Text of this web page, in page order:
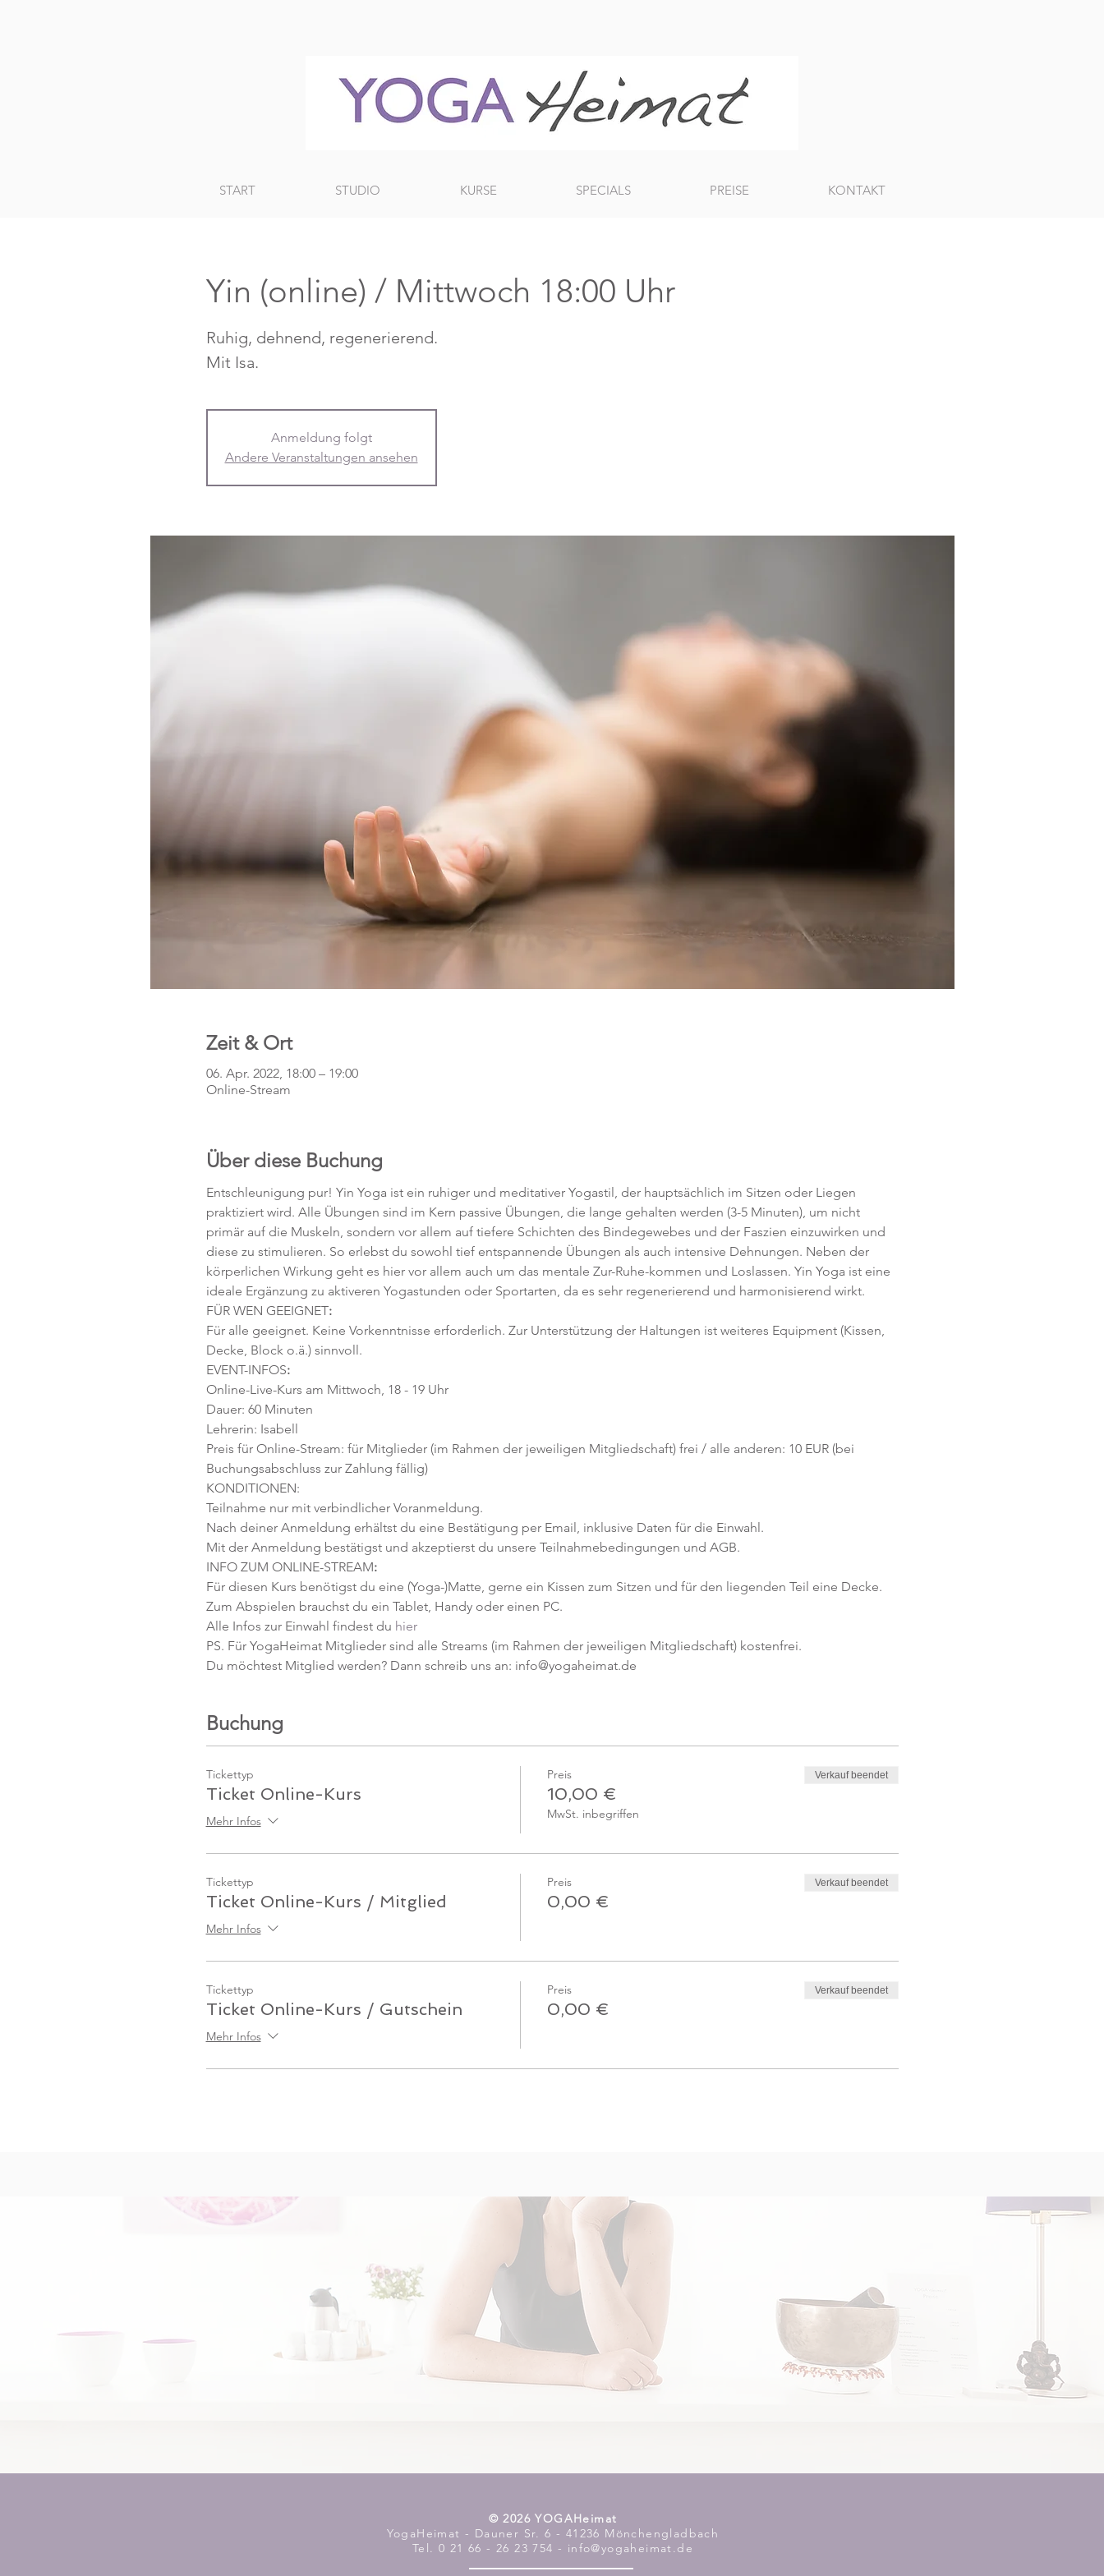
START STUDIO KURSE SPECIALS PREISE KONTAKT
Yin (online) / Mittwoch 18:00 Uhr
Ruhig, dehnend, regenerierend.
Mit Isa.
Anmeldung folgt
Andere Veranstaltungen ansehen
Zeit & Ort
06. Apr. 2022, 18:00 – 19:00
Online-Stream
Über diese Buchung
Entschleunigung pur! Yin Yoga ist ein ruhiger und meditativer Yogastil, der hauptsächlich im Sitzen oder Liegen
praktiziert wird. Alle Übungen sind im Kern passive Übungen, die lange gehalten werden (3-5 Minuten), um nicht
primär auf die Muskeln, sondern vor allem auf tiefere Schichten des Bindegewebes und der Faszien einzuwirken und
diese zu stimulieren. So erlebst du sowohl tief entspannende Übungen als auch intensive Dehnungen. Neben der
körperlichen Wirkung geht es hier vor allem auch um das mentale Zur-Ruhe-kommen und Loslassen. Yin Yoga ist eine
ideale Ergänzung zu aktiveren Yogastunden oder Sportarten, da es sehr regenerierend und harmonisierend wirkt.
FÜR WEN GEEIGNET:
Für alle geeignet. Keine Vorkenntnisse erforderlich. Zur Unterstützung der Haltungen ist weiteres Equipment (Kissen,
Decke, Block o.ä.) sinnvoll.
EVENT-INFOS:
Online-Live-Kurs am Mittwoch, 18 - 19 Uhr
Dauer: 60 Minuten
Lehrerin: Isabell
Preis für Online-Stream: für Mitglieder (im Rahmen der jeweiligen Mitgliedschaft) frei / alle anderen: 10 EUR (bei
Buchungsabschluss zur Zahlung fällig)
KONDITIONEN:
Teilnahme nur mit verbindlicher Voranmeldung.
Nach deiner Anmeldung erhältst du eine Bestätigung per Email, inklusive Daten für die Einwahl.
Mit der Anmeldung bestätigst und akzeptierst du unsere Teilnahmebedingungen und AGB.
INFO ZUM ONLINE-STREAM:
Für diesen Kurs benötigst du eine (Yoga-)Matte, gerne ein Kissen zum Sitzen und für den liegenden Teil eine Decke.
Zum Abspielen brauchst du ein Tablet, Handy oder einen PC.
Alle Infos zur Einwahl findest du hier
PS. Für YogaHeimat Mitglieder sind alle Streams (im Rahmen der jeweiligen Mitgliedschaft) kostenfrei.
Du möchtest Mitglied werden? Dann schreib uns an: info@yogaheimat.de
Buchung
Tickettyp
Ticket Online-Kurs
Mehr Infos
Preis
10,00 €
MwSt. inbegriffen
Verkauf beendet
Tickettyp
Ticket Online-Kurs / Mitglied
Mehr Infos
Preis
0,00 €
Verkauf beendet
Tickettyp
Ticket Online-Kurs / Gutschein
Mehr Infos
Preis
0,00 €
Verkauf beendet
​© 2026 YOGAHeimat
YogaHeimat - Dauner Sr. 6 - 41236 Mönchengladbach
Tel. 0 21 66 - 26 23 754 - info@yogaheimat.de